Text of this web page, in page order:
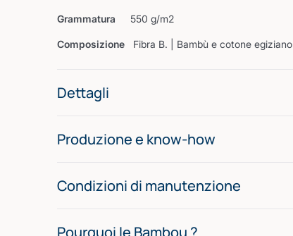
Grammatura 550 g/m2
Composizione Fibra B. | Bambù e cotone egiziano
Dettagli
Produzione e know-how
Condizioni di manutenzione
Pourquoi le Bambou ?